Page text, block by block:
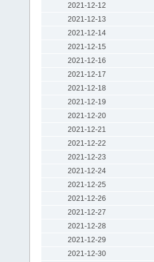
2021-12-12
2021-12-13
2021-12-14
2021-12-15
2021-12-16
2021-12-17
2021-12-18
2021-12-19
2021-12-20
2021-12-21
2021-12-22
2021-12-23
2021-12-24
2021-12-25
2021-12-26
2021-12-27
2021-12-28
2021-12-29
2021-12-30